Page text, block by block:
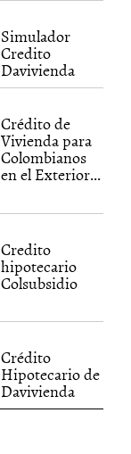
Simulador
Credito
Davivienda
Crédito de
Vivienda para
Colombianos
en el Exterior...
Credito
hipotecario
Colsubsidio
Crédito
Hipotecario de
Davivienda